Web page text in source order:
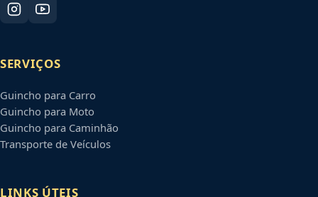
SERVIÇOS
Guincho para Carro
Guincho para Moto
Guincho para Caminhão
Transporte de Veículos
LINKS ÚTEIS